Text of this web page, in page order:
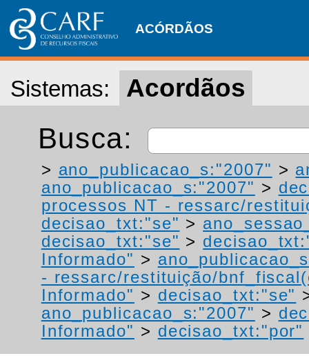
ACÓRDÃOS
Sistemas: Acordãos
Busca:
> ano_publicacao_s:"2007" >
ano_publicacao_s:"2007" >
processos NT - ressarc/
decisao_txt:"se" >
decisao_txt:"se" >
Informado" >
- ressarc/restituição/
Informado" > decisao_txt:"se"
ano_publicacao_s:"2007" >
Informado" > decisao_txt:"por"